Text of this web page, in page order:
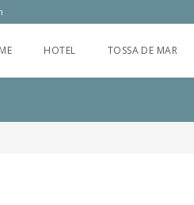
HOTEL TOSSA DE MAR